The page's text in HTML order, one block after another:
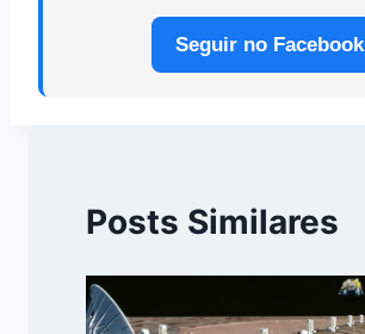
Seguir no Facebook
Posts Similares